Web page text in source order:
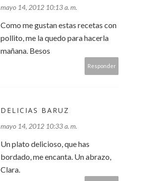
mayo 14, 2012 10:13 a. m.
Como me gustan estas recetas con
pollito, me la quedo para hacerla
mañana. Besos
Responder
DELICIAS BARUZ
mayo 14, 2012 10:33 a. m.
Un plato delicioso, que has
bordado, me encanta. Un abrazo,
Clara.